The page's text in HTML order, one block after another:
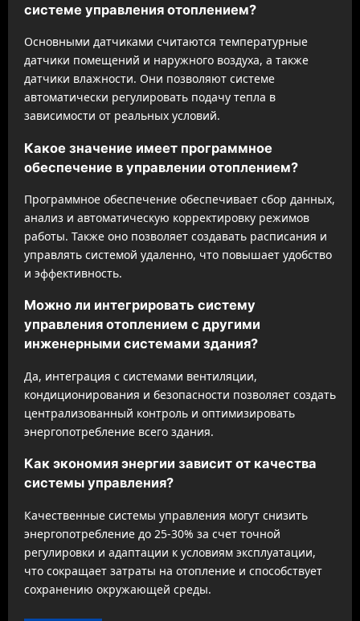
системе управления отоплением?
Основными датчиками считаются температурные
датчики помещений и наружного воздуха, а также
датчики влажности. Они позволяют системе
автоматически регулировать подачу тепла в
зависимости от реальных условий.
Какое значение имеет программное
обеспечение в управлении отоплением?
Программное обеспечение обеспечивает сбор данных,
анализ и автоматическую корректировку режимов
работы. Также оно позволяет создавать расписания и
управлять системой удаленно, что повышает удобство
и эффективность.
Можно ли интегрировать систему
управления отоплением с другими
инженерными системами здания?
Да, интеграция с системами вентиляции,
кондиционирования и безопасности позволяет создать
централизованный контроль и оптимизировать
энергопотребление всего здания.
Как экономия энергии зависит от качества
системы управления?
Качественные системы управления могут снизить
энергопотребление до 25-30% за счет точной
регулировки и адаптации к условиям эксплуатации,
что сокращает затраты на отопление и способствует
сохранению окружающей среды.